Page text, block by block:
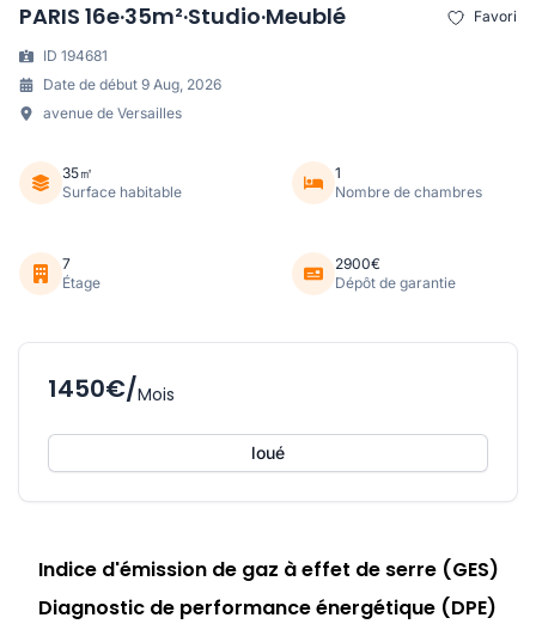
PARIS 16e·35m²·Studio·Meublé Favori
ID 194681
Date de début 9 Aug, 2026
avenue de Versailles
35㎡
Surface habitable
1
Nombre de chambres
7
Étage
2900€
Dépôt de garantie
1450€/Mois
loué
Indice d'émission de gaz à effet de serre (GES)
Diagnostic de performance énergétique (DPE)